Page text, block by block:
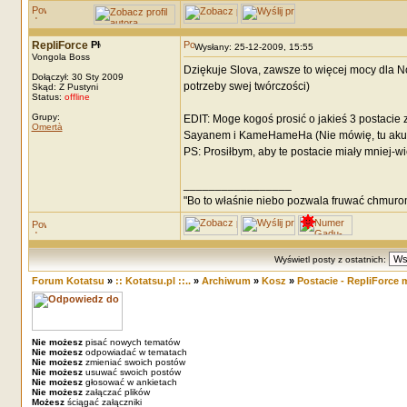
RepliForce
Vongola Boss
Dołączył: 30 Sty 2009
Skąd: Z Pustyni
Status: offline
Grupy:
Omertà
Wysłany: 25-12-2009, 15:55
Dziękuje Slova, zawsze to więcej mocy dla
potrzeby swej twórczości)
EDIT: Moge kogoś prosić o jakieś 3
Sayanem i KameHameHa (Nie mówię, tu
PS: Prosiłbym, aby te postacie miały mniej-
"Bo to właśnie niebo pozwala fruwać
Wyświetl posty z ostatnich:
Forum Kotatsu » :: Kotatsu.pl ::..» Archiwum» Kosz » Postacie - RepliForce
Nie możeszpisać nowych tematów
Nie możeszodpowiadać w tematach
Nie możeszzmieniać swoich postów
Nie możeszusuwać swoich postów
Nie możeszgłosować w ankietach
Nie możeszzałączać plików
Możeszściągać załączniki